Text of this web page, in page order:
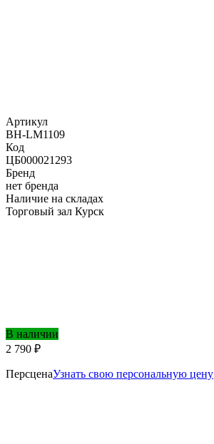
Артикул
BH-LM1109
Код
ЦБ000021293
Бренд
нет бренда
Наличие на складах
Торговый зал Курск
В наличии
2 790 ₽
ПерсценаУзнать свою персональную цену